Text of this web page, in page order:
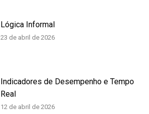
Lógica Informal
23 de abril de 2026
Indicadores de Desempenho e Tempo
Real
12 de abril de 2026